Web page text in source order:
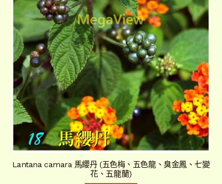
Lantana camara 馬纓丹 (五色梅、五色龍、臭金鳳、七變
花、五龍蘭)